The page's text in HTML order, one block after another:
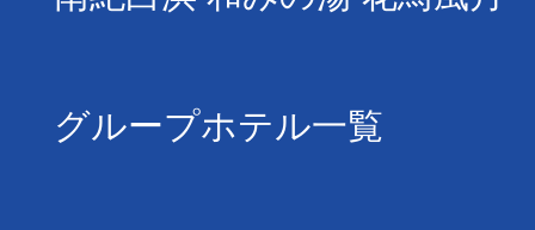
グループホテル一覧